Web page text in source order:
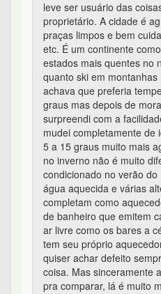
leve ser usuário das
proprietário. A cidade é
praças limpos e bem
etc. É um continente
estados mais quentes no
quanto ski em
achava que preferia
graus mas depois de
surpreendi com a
mudei completamente de
5 a 15 graus muito mais
no inverno não é muito
condicionado no verão do
água aquecida e várias
completam como
de banheiro que emitem
ar livre como os bares a
tem seu próprio
quiser achar defeito
coisa. Mas sinceramente
pra comparar, lá é muito